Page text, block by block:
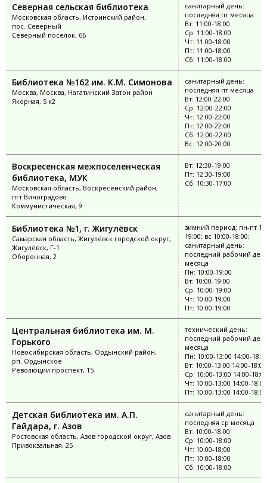
Северная сельская библиотека
Московская область, Истринский район,
пос. Северный
Северный посёлок, 6Б
санитарный день:
последняя пт месяца
Вт: 11:00-18:00
Ср: 11:00-18:00
Чт: 11:00-18:00
Пт: 11:00-18:00
Сб: 11:00-18:00
Библиотека №162 им. К.М. Симонова
Москва, Москва, Нагатинский Затон район
Якорная, 5 к2
санитарный день:
последняя пт месяца
Вт: 12:00-22:00
Ср: 12:00-22:00
Чт: 12:00-22:00
Пт: 12:00-22:00
Сб: 12:00-22:00
Вс: 12:00-20:00
Воскресенская межпоселенческая
библиотека, МУК
Московская область, Воскресенский район,
пгт Виноградово
Коммунистическая, 9
Вт: 12:30-19:00
Пт: 12:30-19:00
Сб: 10:30-17:00
Библиотека №1, г. Жигулёвск
Самарская область, Жигулёвск городской округ,
Жигулёвск, Г-1
Оборонная, 2
зимний период: пн-пт
19:00; вс 10:00-18:00;
санитарный день:
последний рабочий
месяца
Пн: 10:00-19:00
Вт: 10:00-19:00
Ср: 10:00-19:00
Чт: 10:00-19:00
Пт: 10:00-19:00
Центральная библиотека им. М.
Горького
Новосибирская область, Ордынский район,
рп. Ордынское
Революции проспект, 15
технический день:
последний рабочий
месяца
Пн: 10:00-13:00 14:00-
Вт: 10:00-13:00 14:00-18:00
Ср: 10:00-13:00 14:00-18:00
Чт: 10:00-13:00 14:00-18:00
Пт: 10:00-13:00 14:00-18:00
Детская библиотека им. А.П.
Гайдара, г. Азов
Ростовская область, Азов городской округ, Азов
Привокзальная, 25
санитарный день:
последняя ср месяца
Вт: 10:00-18:00
Ср: 10:00-18:00
Чт: 10:00-18:00
Пт: 10:00-18:00
Сб: 10:00-18:00